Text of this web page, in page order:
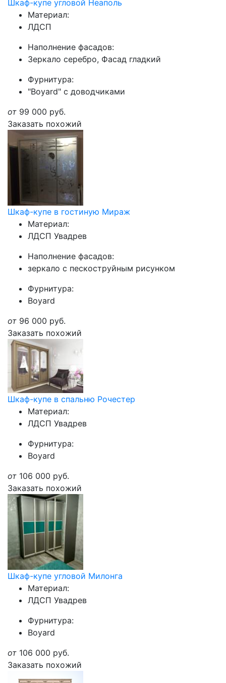
Шкаф-купе угловой Неаполь
Материал:
ЛДСП
Наполнение фасадов:
Зеркало серебро, Фасад гладкий
Фурнитура:
"Boyard" с доводчиками
от 99 000 руб.
Заказать похожий
Шкаф-купе в гостиную Мираж
Материал:
ЛДСП Увадрев
Наполнение фасадов:
зеркало с пескоструйным рисунком
Фурнитура:
Boyard
от 96 000 руб.
Заказать похожий
Шкаф-купе в спальню Рочестер
Материал:
ЛДСП Увадрев
Фурнитура:
Boyard
от 106 000 руб.
Заказать похожий
Шкаф-купе угловой Милонга
Материал:
ЛДСП Увадрев
Фурнитура:
Boyard
от 106 000 руб.
Заказать похожий